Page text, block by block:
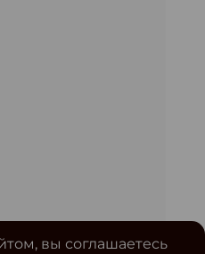
вы соглашаетесь